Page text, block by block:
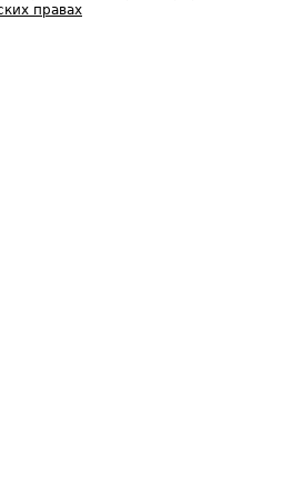
правах